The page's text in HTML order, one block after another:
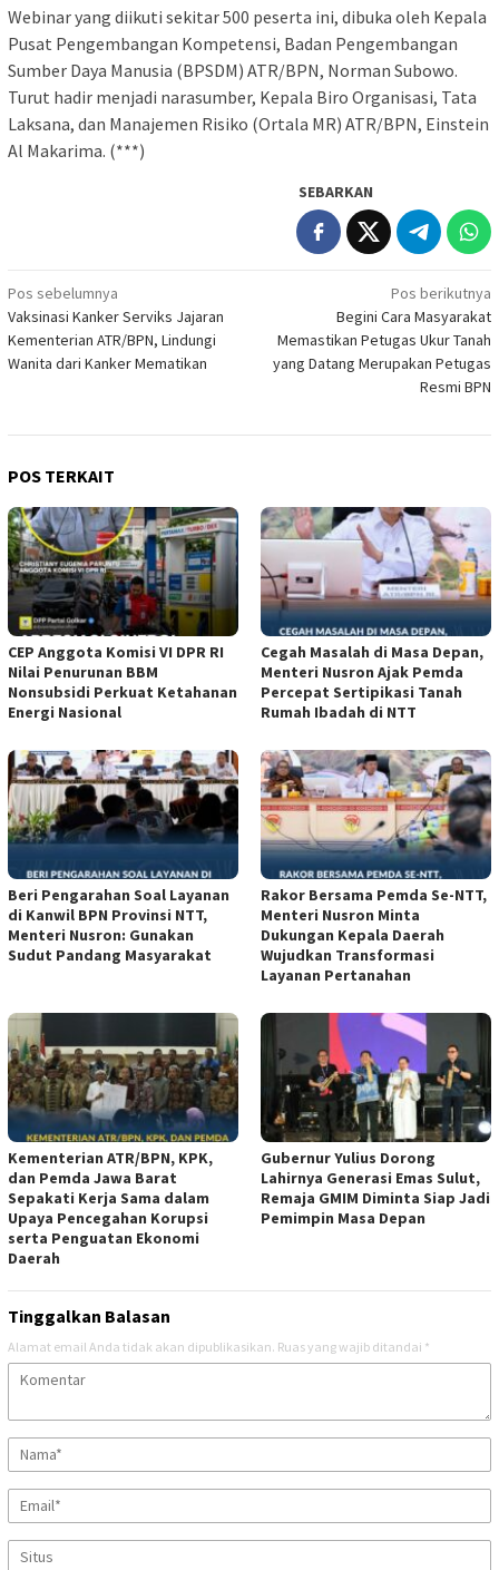
Webinar yang diikuti sekitar 500 peserta ini, dibuka oleh Kepala
Pusat Pengembangan Kompetensi, Badan Pengembangan
Sumber Daya Manusia (BPSDM) ATR/BPN, Norman Subowo.
Turut hadir menjadi narasumber, Kepala Biro Organisasi, Tata
Laksana, dan Manajemen Risiko (Ortala MR) ATR/BPN, Einstein
Al Makarima. (***)
SEBARKAN
Navigasi
pos
Pos sebelumnya
Vaksinasi Kanker Serviks Jajaran
Kementerian ATR/BPN, Lindungi
Wanita dari Kanker Mematikan
Pos berikutnya
Begini Cara Masyarakat
Memastikan Petugas Ukur Tanah
yang Datang Merupakan Petugas
Resmi BPN
POS TERKAIT
CEP Anggota Komisi VI DPR RI
Nilai Penurunan BBM
Nonsubsidi Perkuat Ketahanan
Energi Nasional
Cegah Masalah di Masa Depan,
Menteri Nusron Ajak Pemda
Percepat Sertipikasi Tanah
Rumah Ibadah di NTT
Beri Pengarahan Soal Layanan
di Kanwil BPN Provinsi NTT,
Menteri Nusron: Gunakan
Sudut Pandang Masyarakat
Rakor Bersama Pemda Se-NTT,
Menteri Nusron Minta
Dukungan Kepala Daerah
Wujudkan Transformasi
Layanan Pertanahan
Kementerian ATR/BPN, KPK,
dan Pemda Jawa Barat
Sepakati Kerja Sama dalam
Upaya Pencegahan Korupsi
serta Penguatan Ekonomi
Daerah
Gubernur Yulius Dorong
Lahirnya Generasi Emas Sulut,
Remaja GMIM Diminta Siap Jadi
Pemimpin Masa Depan
Tinggalkan Balasan
Alamat email Anda tidak akan dipublikasikan. Ruas yang wajib ditandai *